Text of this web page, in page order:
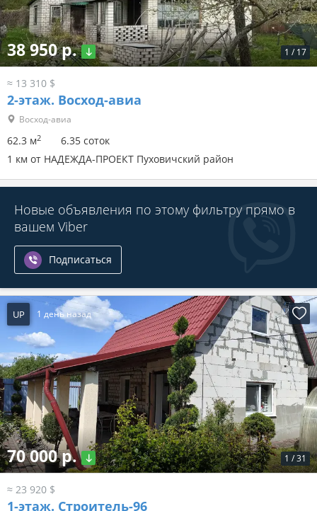
1 / 17
38 950 р.
≈ 13 310 $
2-этаж. Восход-авиа
Восход-авиа
62.3 м2
6.35 соток
1 км от НАДЕЖДА-ПРОЕКТ Пуховичский район
Новые объявления по этому фильтру прямо в
вашем Viber
Подписаться
UP 1 день назад
1 /31
70 000 р.
≈ 23 920 $
1-этаж. Строитель-96